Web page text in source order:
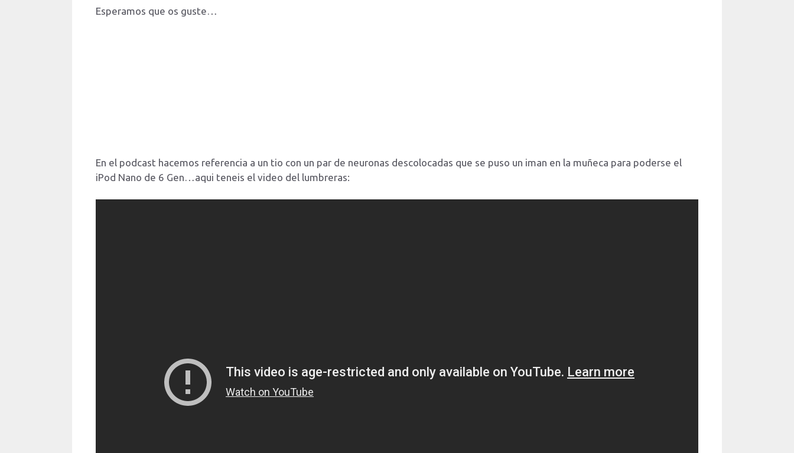
Esperamos que os guste…
En el podcast hacemos referencia a un tio con un par de neuronas descolocadas que se puso un iman en la muñeca para poderse el
iPod Nano de 6 Gen…aqui teneis el video del lumbreras: